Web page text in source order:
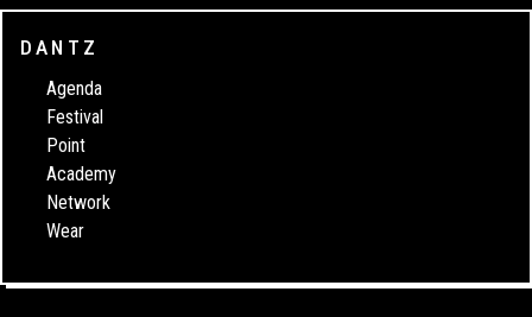
DANTZ
Agenda
Festival
Point
Academy
Network
Wear